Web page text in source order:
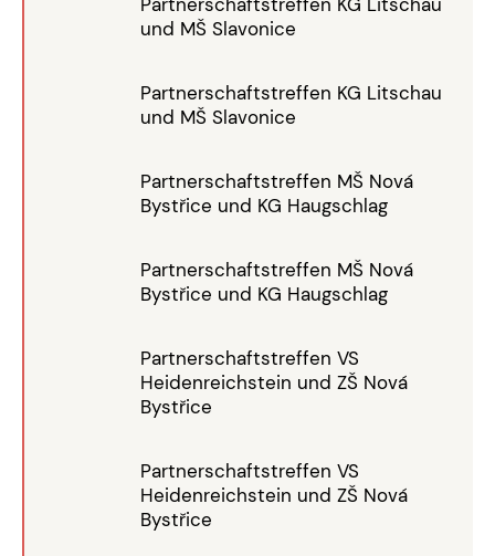
und MŠ Slavonice
Partnerschaftstreffen KG Litschau
und MŠ Slavonice
Partnerschaftstreffen MŠ Nová
Bystřice und KG Haugschlag
Partnerschaftstreffen MŠ Nová
Bystřice und KG Haugschlag
Partnerschaftstreffen VS
Heidenreichstein und ZŠ Nová
Bystřice
Partnerschaftstreffen VS
Heidenreichstein und ZŠ Nová
Bystřice